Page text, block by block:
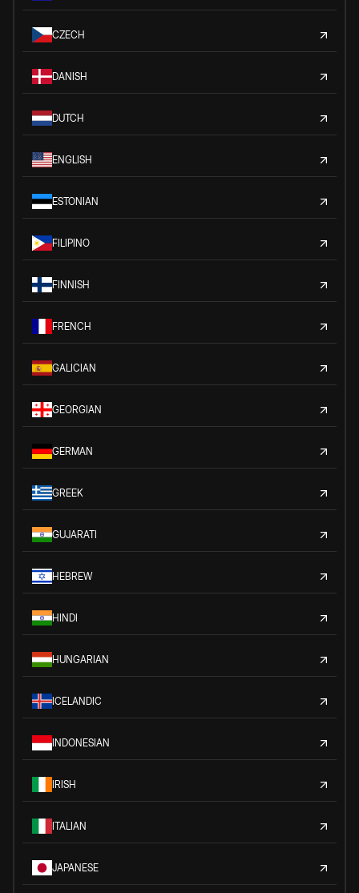
CZECH
DANISH
DUTCH
ENGLISH
ESTONIAN
FILIPINO
FINNISH
FRENCH
GALICIAN
GEORGIAN
GERMAN
GREEK
GUJARATI
HEBREW
HINDI
HUNGARIAN
ICELANDIC
INDONESIAN
IRISH
ITALIAN
JAPANESE